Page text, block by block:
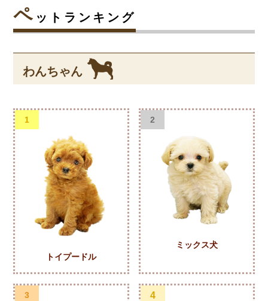
ペ ットランキング
わんちゃん
1
トイプードル
2
ミックス犬
3 4